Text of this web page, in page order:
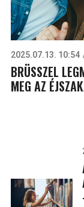
2025.07.13. 10:54
BRÜSSZEL
MEG AZ